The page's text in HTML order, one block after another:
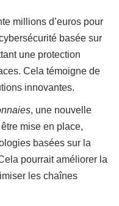
millions d’euros pour
basée sur
une protection
Cela témoigne de
innovantes.
, une nouvelle
mise en place,
basées sur la
pourrait améliorer la
les chaînes